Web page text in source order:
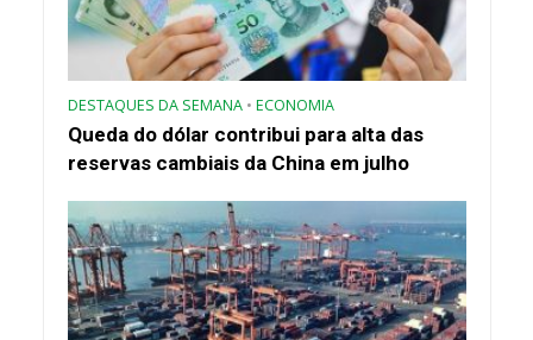
DESTAQUES DA SEMANA • ECONOMIA
Queda do dólar contribui para alta das
reservas cambiais da China em julho